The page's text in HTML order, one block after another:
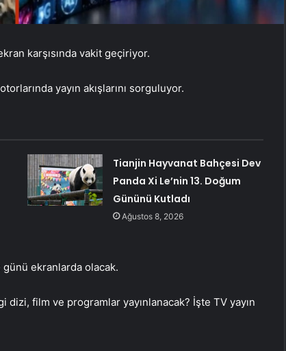
karşısında vakit geçiriyor.
yayın akışlarını sorguluyor.
Tianjin Hayvanat Bahçesi Dev
Panda Xi Le’nin 13. Doğum
Gününü Kutladı
Ağustos 8, 2026
günü ekranlarda olacak.
film ve programlar yayınlanacak? İşte TV yayın